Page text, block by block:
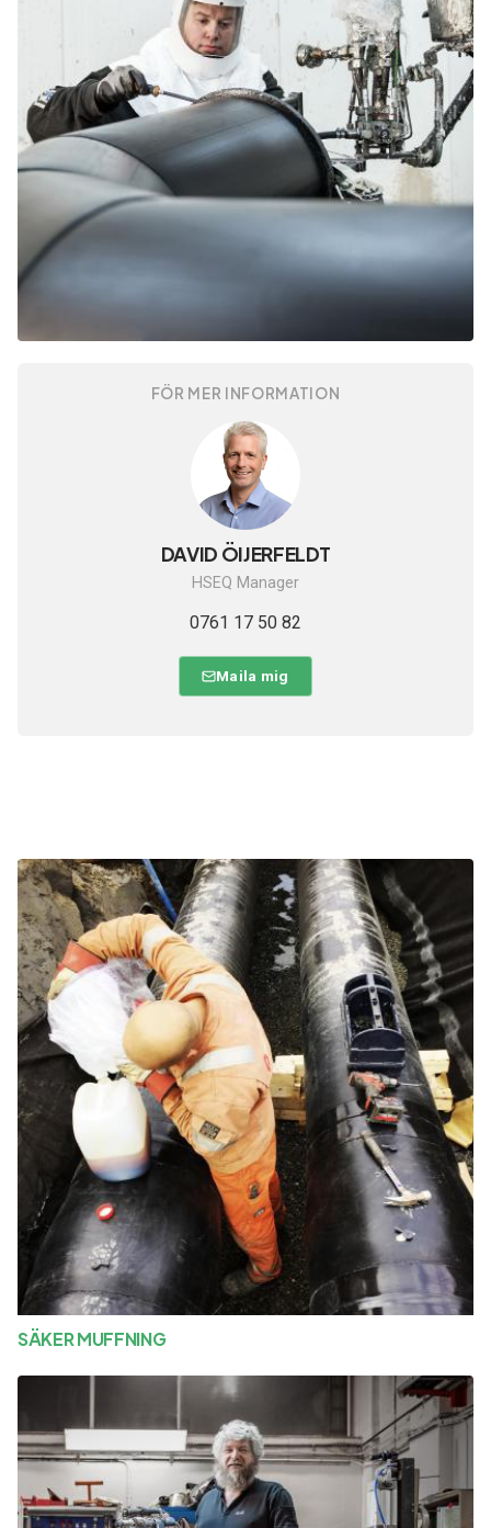
FÖR MER INFORMATION
DAVID ÖIJERFELDT
HSEQ Manager
0761 17 50 82
Maila mig
SÄKER MUFFNING